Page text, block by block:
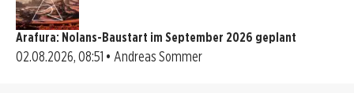
Arafura: Nolans-Baustart im September 2026 geplant
02.08.2026, 08:51 • Andreas Sommer